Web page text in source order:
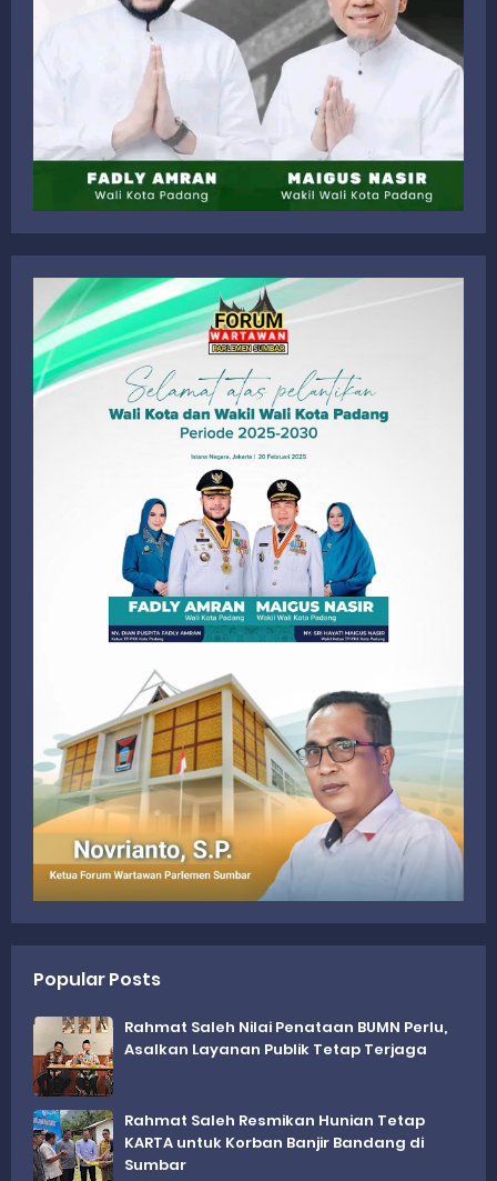
Popular Posts
Rahmat Saleh Nilai Penataan BUMN Perlu,
Asalkan Layanan Publik Tetap Terjaga
Rahmat Saleh Resmikan Hunian Tetap
KARTA untuk Korban Banjir Bandang di
Sumbar